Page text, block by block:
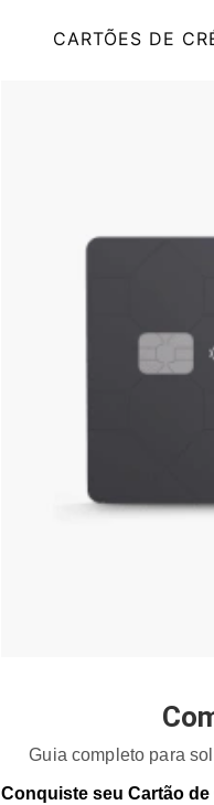
CARTÕES DE
Guia completo para
Conquiste seu Cartão